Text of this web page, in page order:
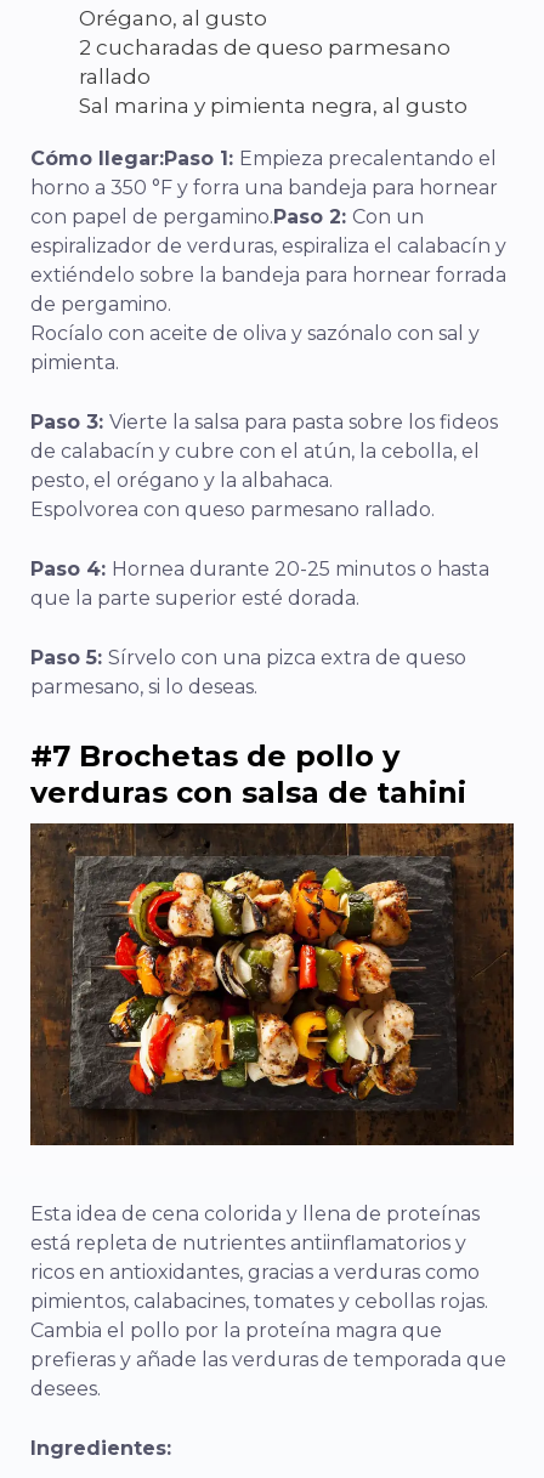
Orégano, al gusto
2 cucharadas de queso parmesano
rallado
Sal marina y pimienta negra, al gusto
Cómo llegar:Paso 1: Empieza precalentando el
horno a 350 °F y forra una bandeja para hornear
con papel de pergamino. Paso 2: Con un
espiralizador de verduras, espiraliza el calabacín y
extiéndelo sobre la bandeja para hornear forrada
de pergamino.
Rocíalo con aceite de oliva y sazónalo con sal y
pimienta.
Paso 3: Vierte la salsa para pasta sobre los fideos
de calabacín y cubre con el atún, la cebolla, el
pesto, el orégano y la albahaca.
Espolvorea con queso parmesano rallado.
Paso 4: Hornea durante 20-25 minutos o hasta
que la parte superior esté dorada.
Paso 5: Sírvelo con una pizca extra de queso
parmesano, si lo deseas.
#7 Brochetas de pollo y
verduras con salsa de tahini
Esta idea de cena colorida y llena de proteínas
está repleta de nutrientes antiinflamatorios y
ricos en antioxidantes, gracias a verduras como
pimientos, calabacines, tomates y cebollas rojas.
Cambia el pollo por la proteína magra que
prefieras y añade las verduras de temporada que
desees.
Ingredientes: